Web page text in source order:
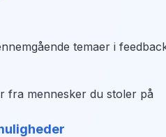
temaer i
fra mennesker du stoler på